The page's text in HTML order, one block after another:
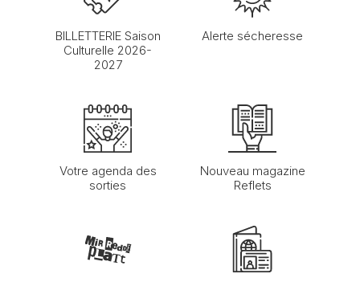
BILLETTERIE Saison
Culturelle 2026-
2027
Alerte sécheresse
Votre agenda des
sorties
Nouveau magazine
Reflets